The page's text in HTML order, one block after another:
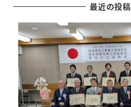
最近の投稿